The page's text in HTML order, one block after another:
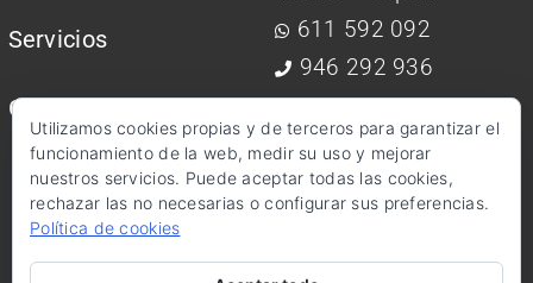
Servicios
Contactar
611 592 092
946 292 936
info@kimagestion.com
Utilizamos cookies propias y de terceros para garantizar el
funcionamiento de la web, medir su uso y mejorar
nuestros servicios. Puede aceptar todas las cookies,
rechazar las no necesarias o configurar sus preferencias.
Política de cookies